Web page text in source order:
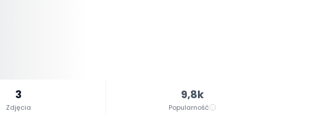
3
Zdjęcia
9,8k
Popularność